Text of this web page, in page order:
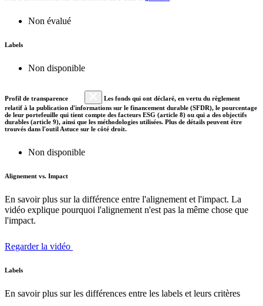
Non évalué
Labels
Non disponible
Profil de transparence
Les fonds qui ont déclaré, en vertu du règlement
relatif à la publication d'informations sur le financement durable (SFDR), le pourcentage
de leur portefeuille qui tient compte des facteurs ESG (article 8) ou qui a des objectifs
durables (article 9), ainsi que les méthodologies utilisées. Plus de détails peuvent être
trouvés dans l'outil Astuce sur le côté droit.
Non disponible
Alignement vs. Impact
En savoir plus sur la différence entre l'alignement et l'impact. La
vidéo explique pourquoi l'alignement n'est pas la même chose que
l'impact.
Regarder la vidéo
Labels
En savoir plus sur les différences entre les labels et leurs critères